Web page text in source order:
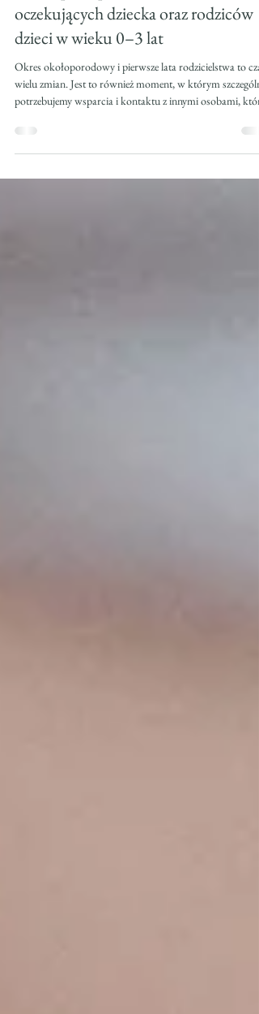
👶Grupa wsparcia dla osób
oczekujących dziecka oraz rodziców
dzieci w wieku 0–3 lat
Okres okołoporodowy i pierwsze lata rodzicielstwa to czas
potrzebujemy wsparcia i kontaktu z innymi osobami, które
przechodzą lub przeszły podobne doświadczenia.